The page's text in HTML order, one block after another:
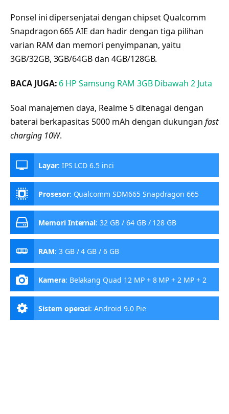
Ponsel ini dipersenjatai dengan chipset Qualcomm
Snapdragon 665 AIE dan hadir dengan tiga pilihan
varian RAM dan memori penyimpanan, yaitu
3GB/32GB, 3GB/64GB dan 4GB/128GB.
BACA JUGA: 6 HP Samsung RAM 3GB Dibawah 2 Juta
Soal manajemen daya, Realme 5 ditenagai dengan
baterai berkapasitas 5000 mAh dengan dukungan fast
charging 10W.
Layar: IPS LCD 6.5 inci
Prosesor: Qualcomm SDM665 Snapdragon 665
Memori Internal:32 GB / 64 GB / 128 GB
RAM: 3 GB / 4 GB / 6 GB
Kamera: Belakang Quad 12 MP + 8 MP + 2 MP + 2
MP, Depan 13 MP
Sistem operasi:Android 9.0 Pie